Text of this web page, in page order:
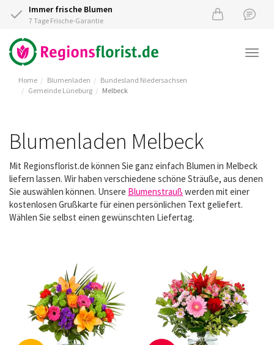
Immer frische Blumen
7 Tage Frische-Garantie
Home Blumenladen
Bundesland Niedersachsen
Gemeinde Lüneburg
Melbeck
Blumenladen Melbeck
Mit Regionsflorist.de können Sie ganz einfach Blumen in Melbeck
liefern lassen. Wir haben verschiedene schöne Sträuße, aus denen
Sie auswählen können. Unsere Blumenstrauß werden mit einer
kostenlosen Grußkarte für einen persönlichen Text geliefert.
Wählen Sie selbst einen gewünschten Liefertag.